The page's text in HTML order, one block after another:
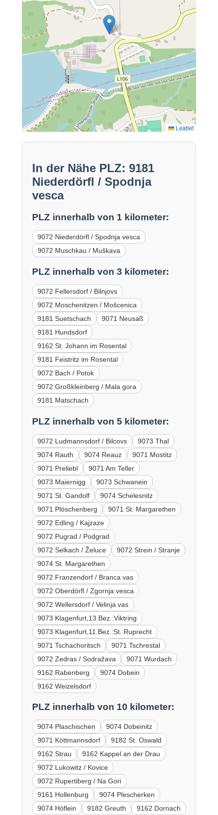
Leaflet
In der Nähe PLZ: 9181
Niederdörfl / Spodnja
vesca
PLZ innerhalb von 1 kilometer:
9072 Niederdörfl / Spodnja vesca
9072 Muschkau / Muškava
PLZ innerhalb von 3 kilometer:
9072 Fellersdorf / Bilnjovs
9072 Moschenitzen / Mošcenica
9181 Suetschach
9071 Neusaß
9181 Hundsdorf
9162 St. Johann im Rosental
9181 Feistritz im Rosental
9072 Bach / Potok
9072 Großkleinberg / Mala gora
9181 Matschach
PLZ innerhalb von 5 kilometer:
9072 Ludmannsdorf / Bilcovs
9073 Thal
9074 Rauth
9074 Reauz
9071 Mostitz
9071 Preliebl
9071 Am Teller
9073 Maiernigg
9073 Schwanein
9071 St. Gandolf
9074 Schelesnitz
9071 Plöschenberg
9071 St. Margarethen
9072 Edling / Kajzaze
9072 Pugrad / Podgrad
9072 Selkach / Želuce
9072 Strein / Stranje
9074 St. Margarethen
9072 Franzendorf / Branca vas
9072 Oberdörfl / Zgornja vesca
9072 Wellersdorf / Velinja vas
9073 Klagenfurt,13.Bez.:Viktring
9073 Klagenfurt,11.Bez.:St. Ruprecht
9071 Tschachoritsch
9071 Tschrestal
9072 Zedras / Sodražava
9071 Wurdach
9162 Rabenberg
9074 Dobein
9162 Weizelsdorf
PLZ innerhalb von 10 kilometer:
9074 Plaschischen
9074 Dobeinitz
9071 Köttmannsdorf
9182 St. Oswald
9162 Strau
9162 Kappel an der Drau
9072 Lukowitz / Kovice
9072 Rupertiberg / Na Gori
9161 Hollenburg
9074 Plescherken
9074 Höflein
9182 Greuth 9162 Dornach